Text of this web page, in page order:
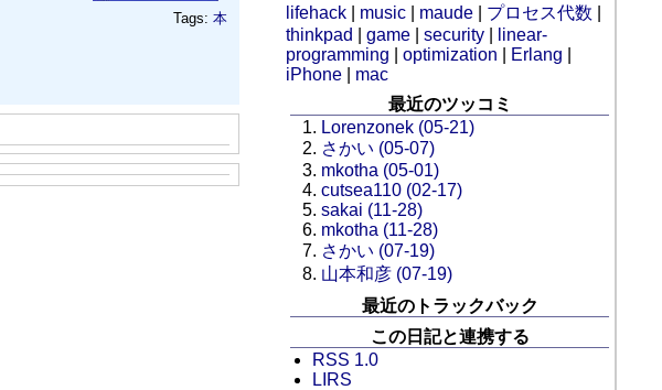
Tags: 本
lifehack
music maude プロセス代数
thinkpad
|game |security
linear-
programming |optimization Erlang
iPhone
mac
最近のツッコミ
Lorenzonek (05-21)
さかい (05-07)
mkotha (05-01)
cutsea110 (02-17)
sakai (11-28)
mkotha (11-28)
さかい (07-19)
山本和彦 (07-19)
最近のトラックバック
この日記と連携する
RSS 1.0
LIRS